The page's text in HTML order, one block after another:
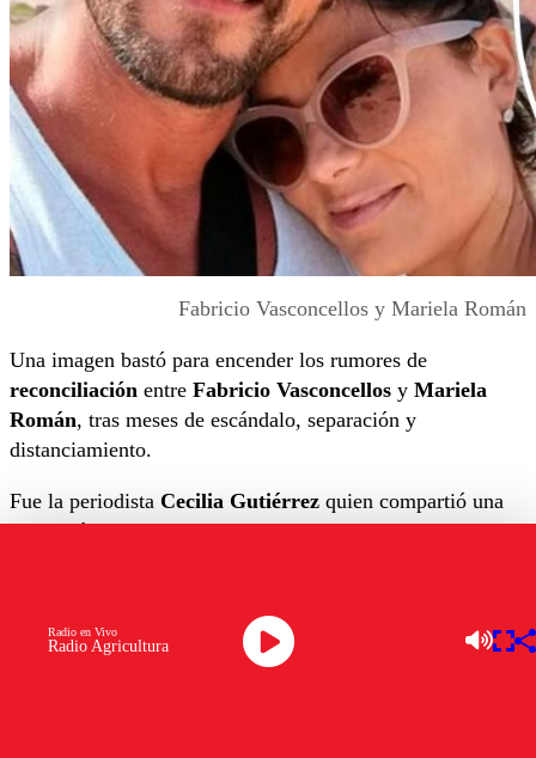
Fabricio Vasconcellos y Mariela Román
Una imagen bastó para encender los rumores de
reconciliación entre Fabricio Vasconcellos y Mariela
Román, tras meses de escándalo, separación y
distanciamiento.
Fue la periodista Cecilia Gutiérrez quien compartió una
fotografía en sus redes sociales donde se ve a la expareja
Fabricio y Mariela viajando juntos en familia
escribió Gutiérrez junto a la imagen, que no tardó en
viralizarse entre seguidores del mundo del espectáculo.
Radio Agricultura
Radio en Vivo